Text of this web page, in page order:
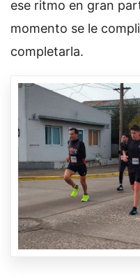
ese ritmo en gran
momento se le
completarla.